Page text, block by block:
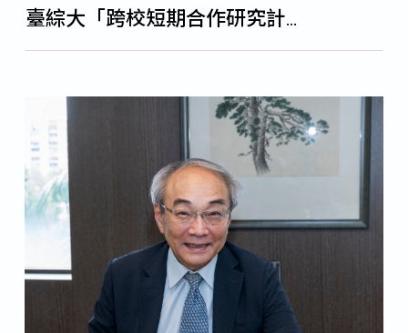
臺綜大「跨校短期合作研究計
畫」 探索永續發展創新解方
臺綜大「人文及社會科學跨校合作
研究計畫」 展現成大發展動能及
跨域整合力
17/Jul/2026 最新消息
【臺灣綜合大學系統】2026新進教
師專業知能研習營 (115.08.28)
09/Jun/2026 最新消息
臺灣綜合大學系統生成式AI教學應
統
2
4
新
進
教
專